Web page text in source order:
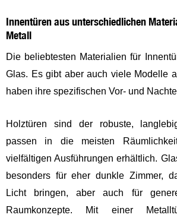
Innentüren aus unterschiedlichen
Metall
Die beliebtesten Materialien für
Glas. Es gibt aber auch viele Modelle
haben ihre spezifischen Vor- und
Holztüren sind der robuste,
passen in die meisten
vielfältigen Ausführungen erhältlich.
besonders für eher dunkle Zimmer,
Licht bringen, aber auch für
Raumkonzepte. Mit einer